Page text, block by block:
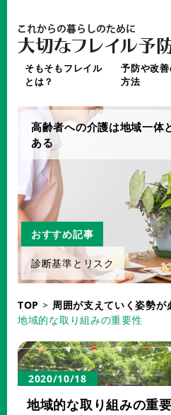
そもそもフレイル
とは？
予防や改
方法
高齢者への介護は地域一体
ある
おすすめ記事
診断基準とリスク
TOP > 周囲が支えていく姿勢が
地域的な取り組みの重要性
2020/10/18
地域的な取り組みの重